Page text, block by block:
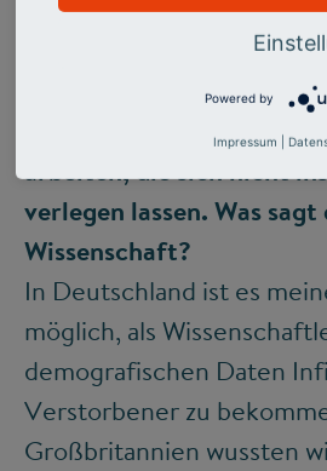
In Deutschland wird
Migranten durch die
betroffen sind, weil sie
arbeiten, die sich nicht
verlegen lassen. Was sagt
Wissenschaft?
In Deutschland ist es
möglich, als
demografischen Daten
Verstorbener zu
Großbritannien wussten
Powered by
Impressum